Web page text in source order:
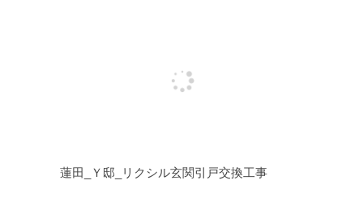
蓮田_Ｙ邸_リクシル玄関引戸交換工事